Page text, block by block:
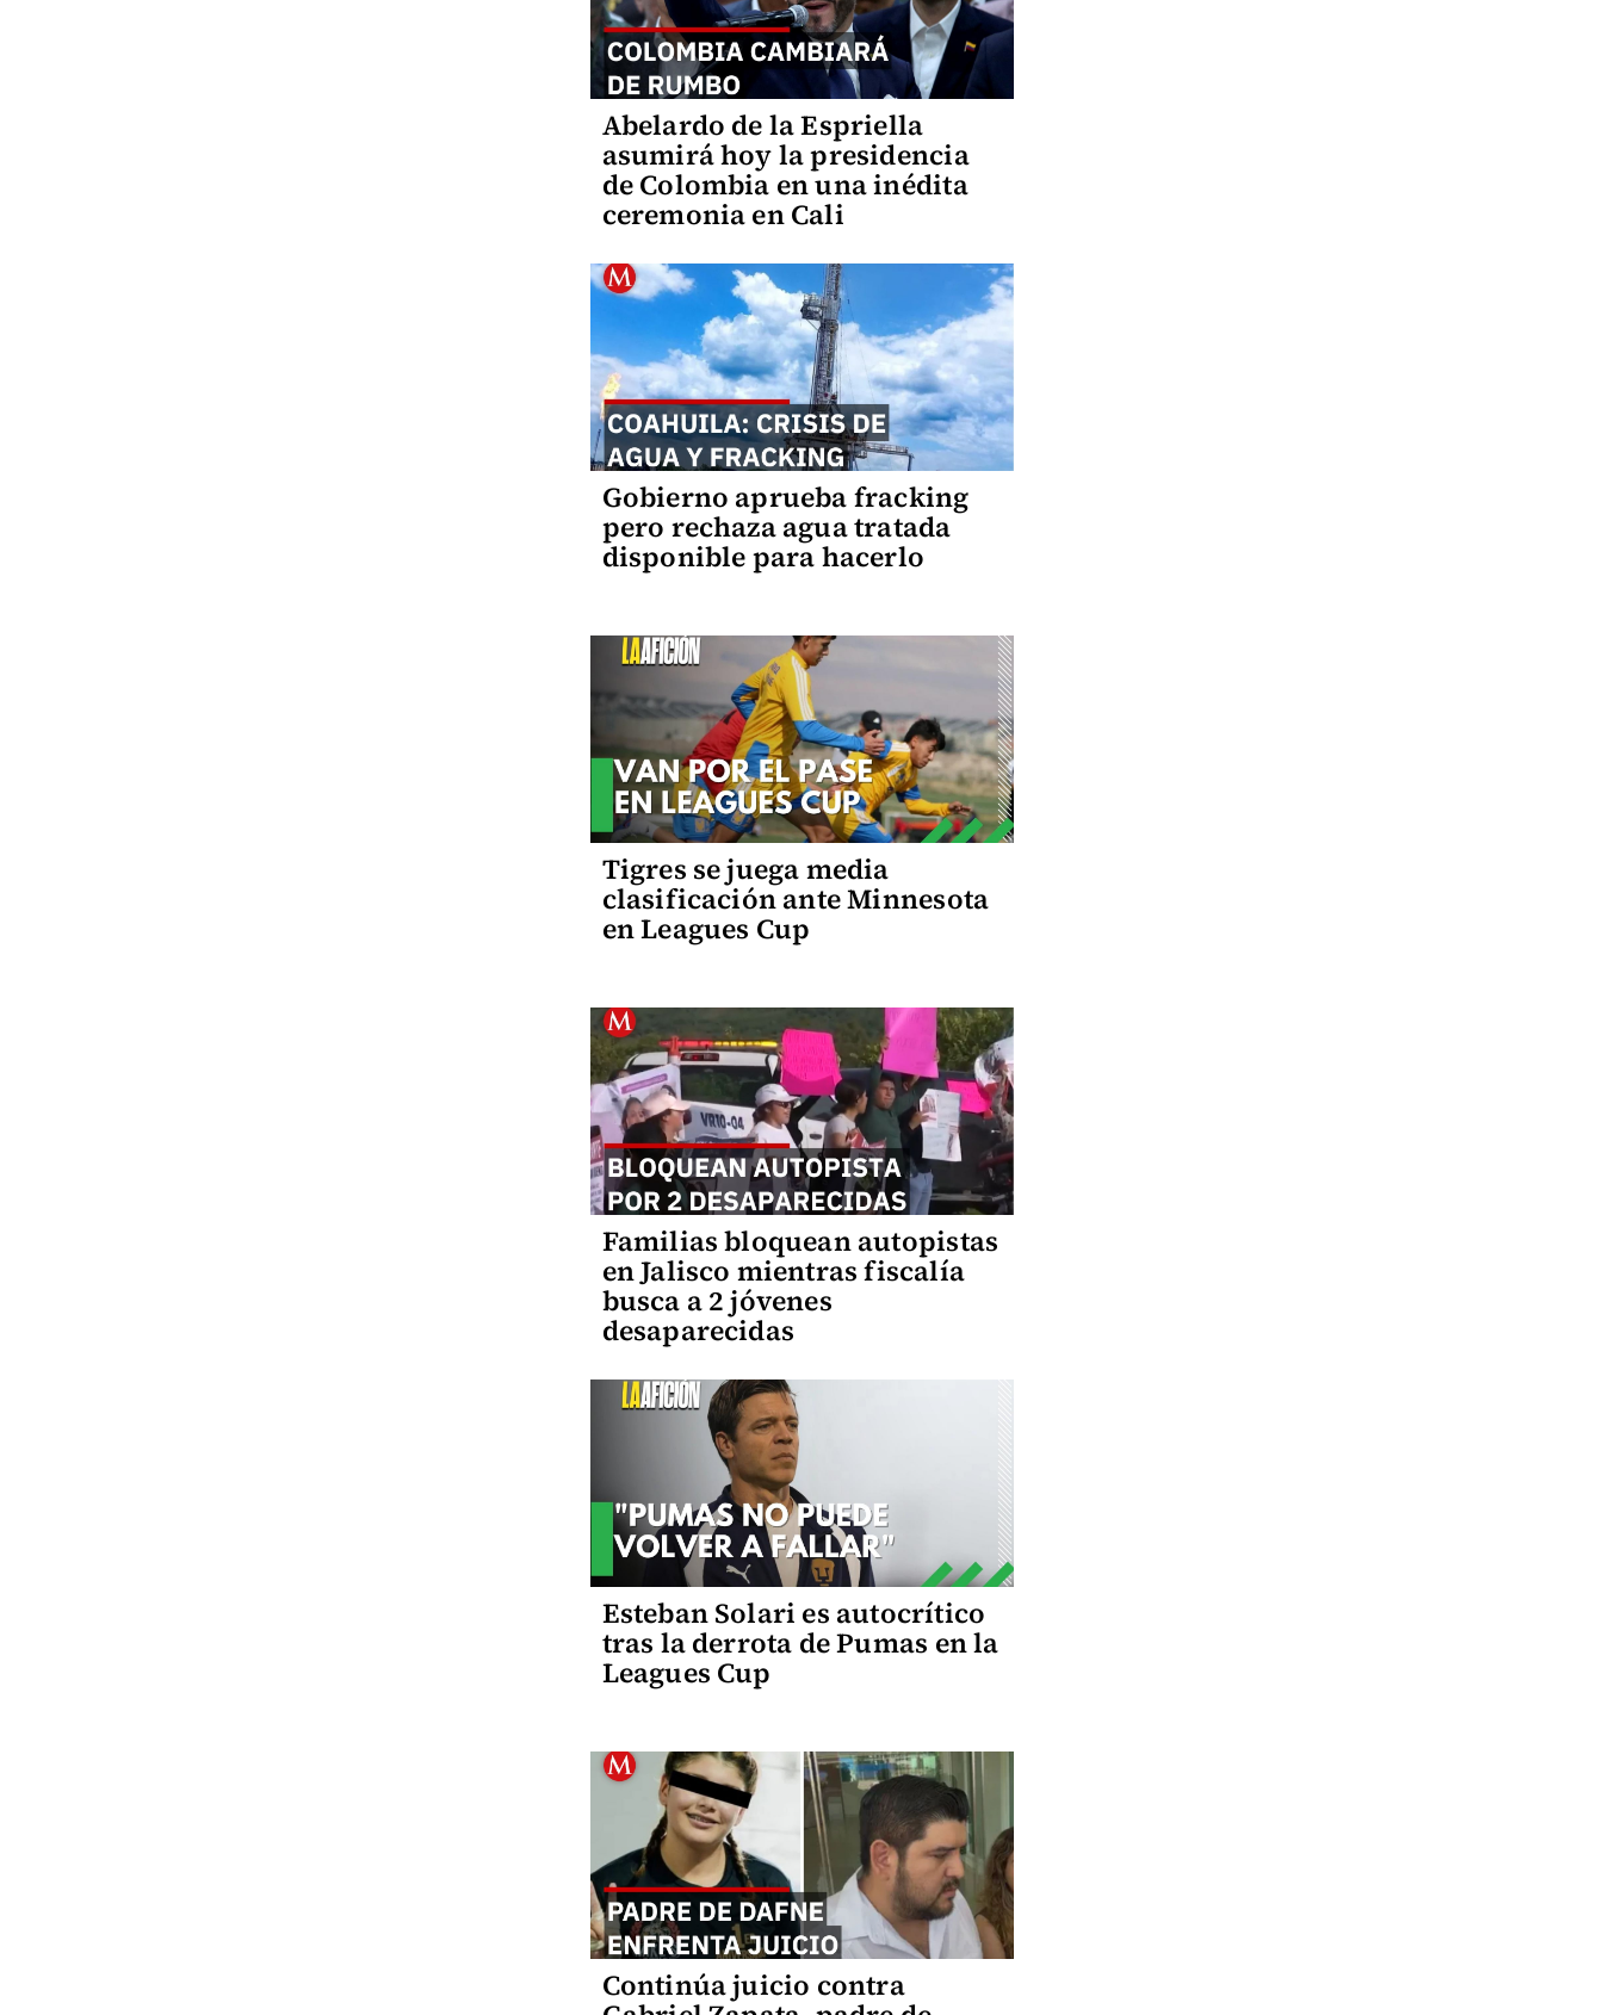
Abelardo de la Espriella
asumirá hoy la presidencia
de Colombia en una inédita
ceremonia en Cali
Gobierno aprueba fracking
pero rechaza agua tratada
disponible para hacerlo
Tigres se juega media
clasificación ante Minnesota
en Leagues Cup
Familias bloquean autopistas
en Jalisco mientras fiscalía
busca a 2 jóvenes
desaparecidas
Esteban Solari es autocrítico
tras la derrota de Pumas en la
Leagues Cup
Continúa juicio contra